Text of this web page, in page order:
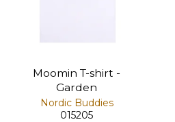
Moomin T-shirt -
Garden
Nordic Buddies
015205